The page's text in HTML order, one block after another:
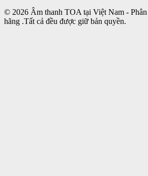
© 2026 Âm thanh TOA tại Việt Nam -
hãng .Tất cả đều được giữ bản quyền.